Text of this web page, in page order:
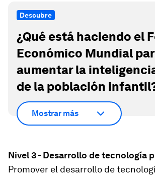
Descubre
¿Qué está haciendo el
Económico Mundial
aumentar la
de la población
Mostrar más
Nivel 3 - Desarrollo de tecnología
Promover el desarrollo de